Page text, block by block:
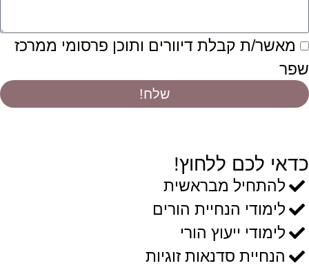
מאשר/ת קבלת דיוורים ותוכן פרסומי ממרכז
שפר
שלח!
כדאי לכם ללחוץ!
להתחיל מבראשית
לימודי הנחיית הורים
לימודי ייעוץ הורי
הנחיית סדנאות זוגיות